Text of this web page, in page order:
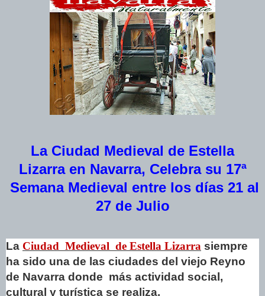
La Ciudad Medieval de Estella
Lizarra en Navarra, Celebra su 17ª
Semana Medieval entre los días 21 al
27 de Julio
La Ciudad Medieval de Estella Lizarra siempre
ha sido una de las ciudades del viejo Reyno
de Navarra donde más actividad social,
cultural y turística se realiza.